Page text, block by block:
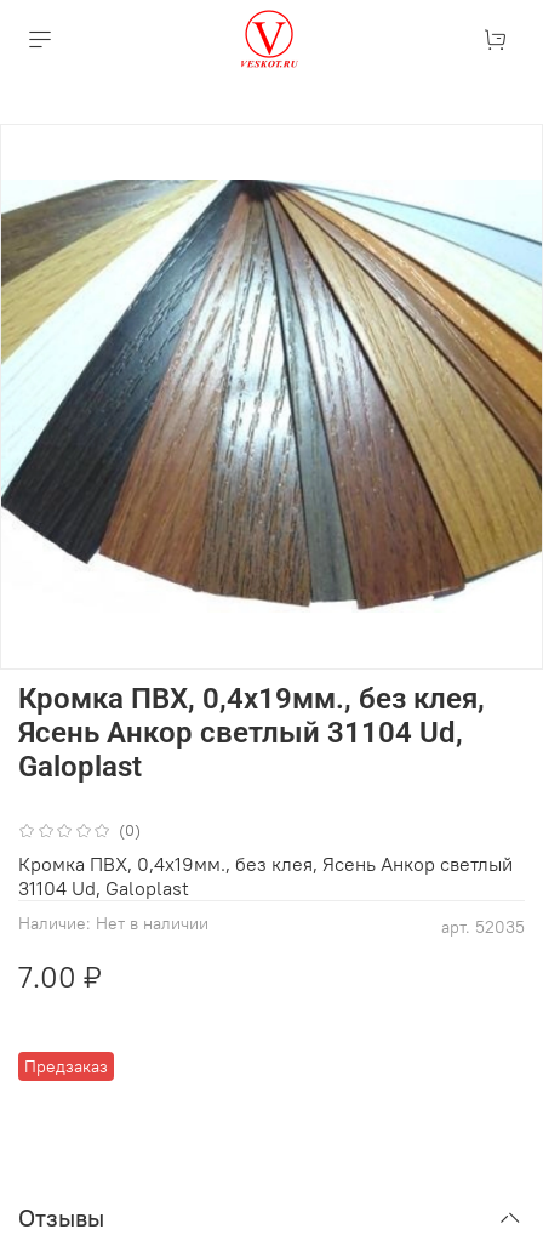
(0)
арт. 52035
Наличие: Нет в наличии
Предзаказ
Кромка ПВХ, 0,4x19мм., без клея,
Ясень Анкор светлый 31104 Ud,
Galoplast
7.00 ₽
Кромка ПВХ, 0,4x19мм., без клея, Ясень Анкор светлый
31104 Ud, Galoplast
Отзывы